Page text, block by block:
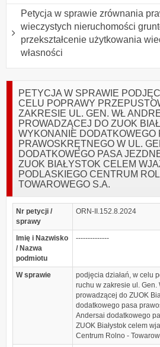
Petycja w sprawie zrównania
wieczystych nieruchomości
przekształcenie użytkowania
własności
PETYCJA W SPRAWIE
CELU POPRAWY
ZAKRESIE UL. GEN. WŁ
PROWADZĄCEJ DO ZUOK
WYKONANIE DODATKOWEGO
PRAWOSKRĘTNEGO W UL.
DODATKOWEGO PASA
ZUOK BIAŁYSTOK CELEM
PODLASKIEGO CENTRUM
TOWAROWEGO S.A.
Nr petycji /
sprawy
ORN-II.152.8.2024
Imię i Nazwisko
/ Nazwa
podmiotu
--------------
W sprawie
podjęcia działań, w celu
ruchu w zakresie ul. Gen.
prowadzącej do ZUOK
dodatkowego pasa
Andersai dodatkowego
ZUOK Białystok celem
Centrum Rolno -